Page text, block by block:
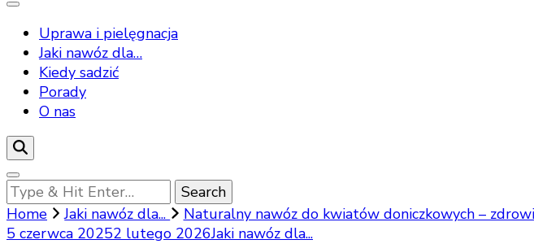
Uprawa i pielęgnacja
Jaki nawóz dla…
Kiedy sadzić
Porady
O nas
Looking
for
Something?
Home Jaki nawóz dla...
Naturalny nawóz do kwiatów doniczkowych –
5 czerwca 20252 lutego 2026Jaki nawóz dla...